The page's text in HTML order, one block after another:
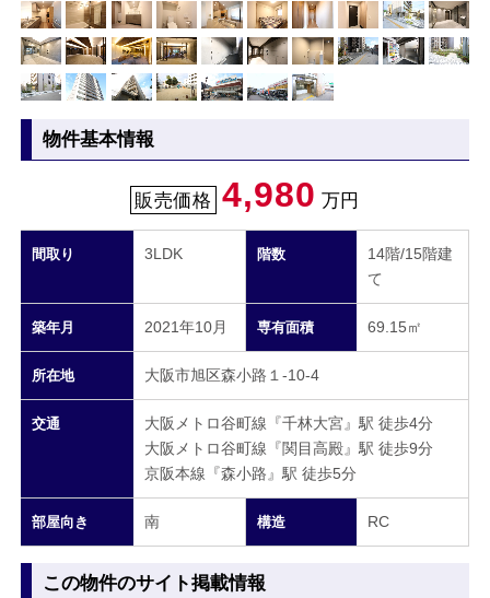
物件基本情報
販売価格 4,980 万円
間取り 3LDK 階数
14階/15階建
て
築年月 2021年10月 専有面積 69.15㎡
所在地 大阪市旭区森小路１-10-4
交通
大阪メトロ谷町線『千林大宮』駅 徒歩4分
大阪メトロ谷町線『関目高殿』駅 徒歩9分
京阪本線『森小路』駅 徒歩5分
部屋向き 南 構造 RC
この物件のサイト掲載情報